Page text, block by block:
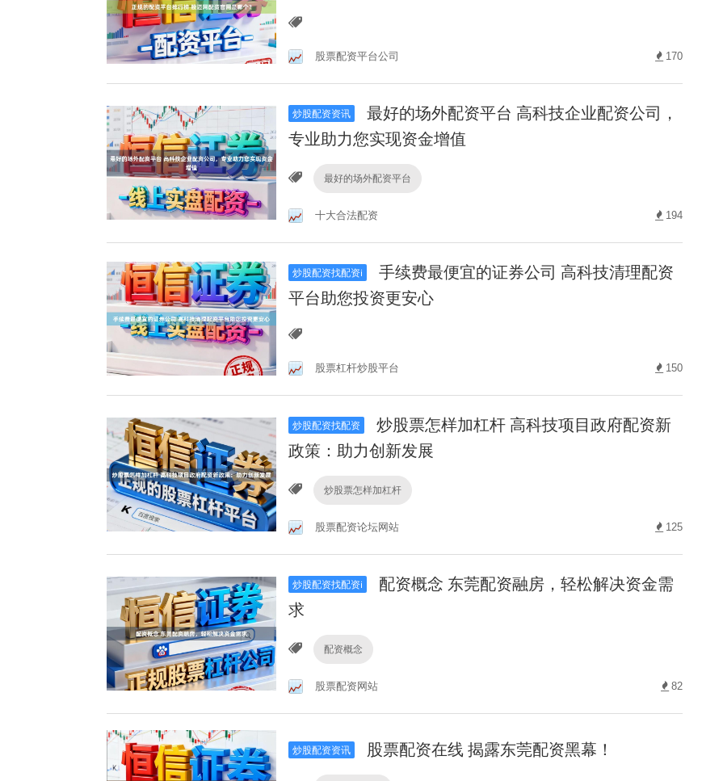
股票配资平台公司 170
炒股配资资讯
最好的场外配资平台 高科技企业配资公司，
专业助力您实现资金增值
最好的场外配资平台
十大合法配资 194
炒股配资找配资i
手续费最便宜的证券公司 高科技清理配资
平台助您投资更安心
股票杠杆炒股平台 150
炒股配资找配资
炒股票怎样加杠杆 高科技项目政府配资新
政策：助力创新发展
炒股票怎样加杠杆
股票配资论坛网站 125
炒股配资找配资i
配资概念 东莞配资融房，轻松解决资金需
求
配资概念
股票配资网站 82
炒股配资资讯 股票配资在线 揭露东莞配资黑幕！